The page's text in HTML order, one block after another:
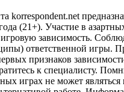
korrespondent.net
(21+). Участие в
зависимость.
ответственной игры.
признаков
к специалисту.
играх не может